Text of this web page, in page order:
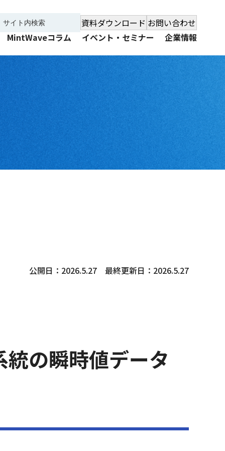
資料ダウンロード お問い合わせ
MintWaveコラム
イベント・セミナー 企業情報
公開日：2026.5.27　最終更新日：2026.5.27
の瞬時値データ